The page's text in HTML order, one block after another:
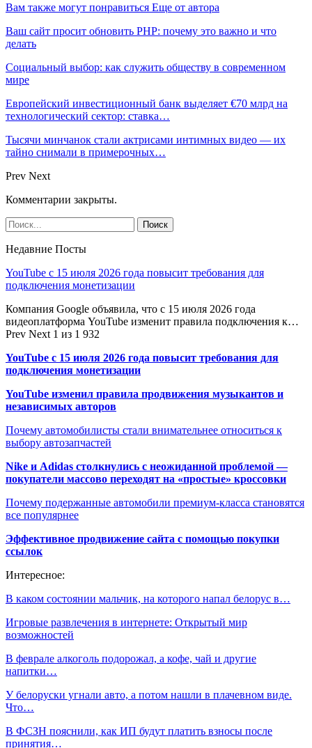
Вам также могут понравиться Еще от автора
Ваш сайт просит обновить PHP: почему это важно и что
делать
Социальный выбор: как служить обществу в современном
мире
Европейский инвестиционный банк выделяет €70 млрд на
технологический сектор: ставка…
Тысячи минчанок стали актрисами интимных видео — их
тайно снимали в примерочных…
Prev Next
Комментарии закрыты.
Недавние Посты
YouTube с 15 июля 2026 года повысит требования для
подключения монетизации
Компания Google объявила, что с 15 июля 2026 года
видеоплатформа YouTube изменит правила подключения к…
Prev Next 1 из 1 932
YouTube с 15 июля 2026 года повысит требования для
подключения монетизации
YouTube изменил правила продвижения музыкантов и
независимых авторов
Почему автомобилисты стали внимательнее относиться к
выбору автозапчастей
Nike и Adidas столкнулись с неожиданной проблемой —
покупатели массово переходят на «простые» кроссовки
Почему подержанные автомобили премиум-класса становятся
все популярнее
Эффективное продвижение сайта с помощью покупки
ссылок
Интересное:
В каком состоянии мальчик, на которого напал белорус в…
Игровые развлечения в интернете: Открытый мир
возможностей
В феврале алкоголь подорожал, а кофе, чай и другие
напитки…
У белоруски угнали авто, а потом нашли в плачевном виде.
Что…
В ФСЗН пояснили, как ИП будут платить взносы после
принятия…